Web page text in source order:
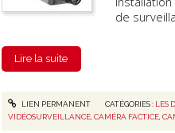
de
Lire la suite
LIEN PERMANENT CATÉGORIES : LES
VIDÉOSURVEILLANCE,CAMÉRA FACTICE,